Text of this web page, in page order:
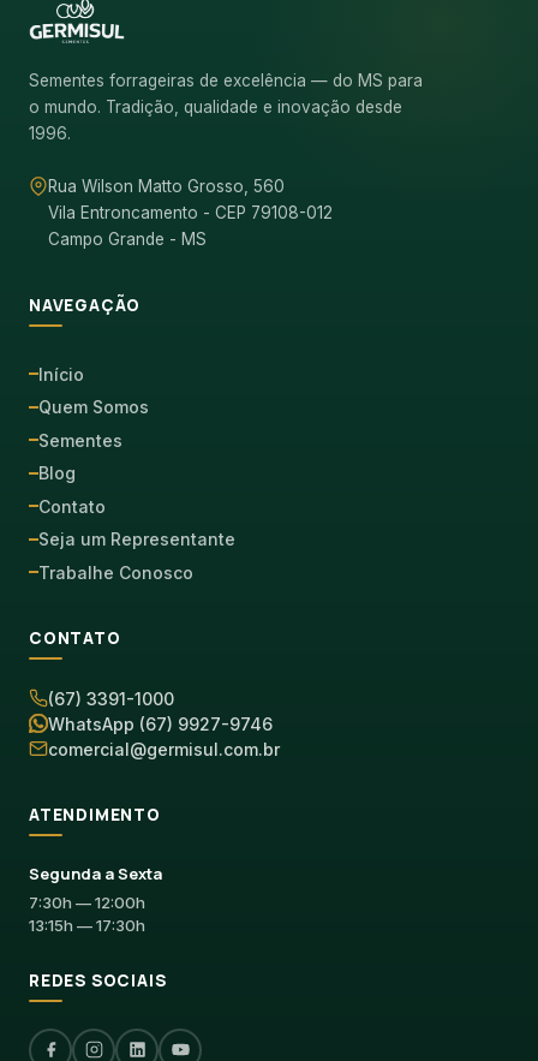
Sementes forrageiras de excelência — do MS para
o mundo. Tradição, qualidade e inovação desde
1996.
Rua Wilson Matto Grosso, 560
Vila Entroncamento - CEP 79108-012
Campo Grande - MS
NAVEGAÇÃO
Início
Quem Somos
Sementes
Blog
Contato
Seja um Representante
Trabalhe Conosco
CONTATO
(67) 3391-1000
WhatsApp (67) 9927-9746
comercial@germisul.com.br
ATENDIMENTO
Segunda a Sexta
7:30h — 12:00h
13:15h — 17:30h
REDES SOCIAIS